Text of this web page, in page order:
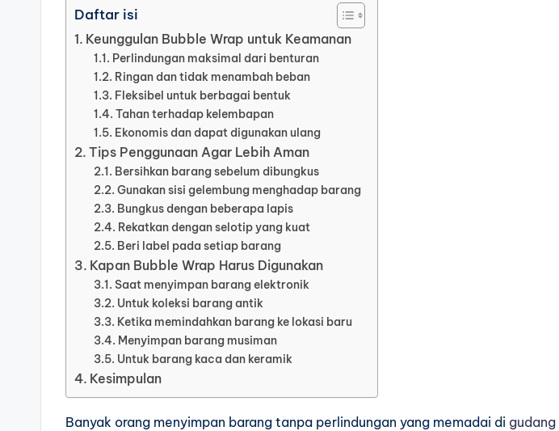
Daftar isi
Keunggulan Bubble Wrap untuk Keamanan
Perlindungan maksimal dari benturan
Ringan dan tidak menambah beban
Fleksibel untuk berbagai bentuk
Tahan terhadap kelembapan
Ekonomis dan dapat digunakan ulang
Tips Penggunaan Agar Lebih Aman
Bersihkan barang sebelum dibungkus
Gunakan sisi gelembung menghadap barang
Bungkus dengan beberapa lapis
Rekatkan dengan selotip yang kuat
Beri label pada setiap barang
Kapan Bubble Wrap Harus Digunakan
Saat menyimpan barang elektronik
Untuk koleksi barang antik
Ketika memindahkan barang ke lokasi baru
Menyimpan barang musiman
Untuk barang kaca dan keramik
Kesimpulan
Banyak orang menyimpan barang tanpa perlindungan yang memadai di gudang